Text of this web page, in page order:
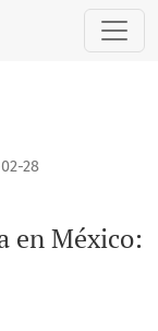
qué?
en México:
28